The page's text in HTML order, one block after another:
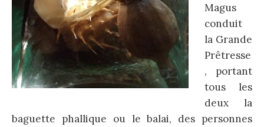
Magus
conduit
la Grande
Prêtresse
, portant
tous les
deux la
baguette phallique ou le balai, des personnes